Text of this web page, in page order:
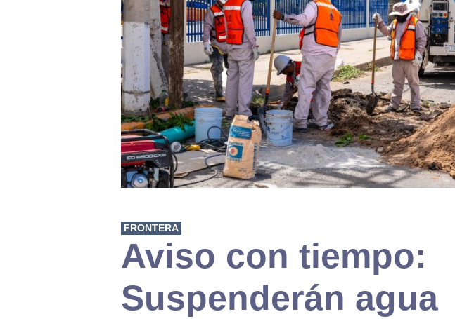
FRONTERA
Aviso con tiempo:
Suspenderán agua